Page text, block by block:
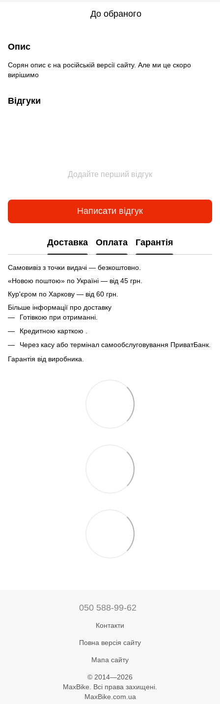
До обраного
Опис
Сорян опис є на російській версії сайту. Але ми це скоро
вирішимо
Відгуки
Додайте перший відгук
Написати відгук
Доставка Оплата Гарантія
Самовивіз з точки видачі — безкоштовно.
«Новою поштою» по Україні — від 45 грн.
Кур'єром по Харкову — від 60 грн.
Більше інформації про доставку
Готівкою при отриманні.
Кредитною карткою .
Через касу або термінал самообслуговування ПриватБанк.
Гарантія від виробника.
050 588-99-62
Контакти
Повна версія сайту
Мапа сайту
© 2014—2026
MaxBike. Всі права захищені.
MaxBike.com.ua